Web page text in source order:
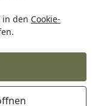
in den Cookie-
Pergolen Zubehör
9 x 4,5 x